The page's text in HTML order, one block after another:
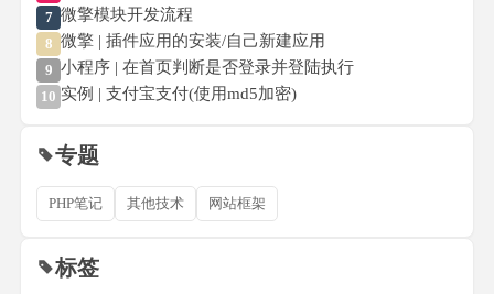
7 微擎模块开发流程
8 微擎 | 插件应用的安装/自己新建应用
9 小程序 | 在首页判断是否登录并登陆执行
10 实例 | 支付宝支付(使用md5加密)
专题
PHP笔记 其他技术 网站框架
标签